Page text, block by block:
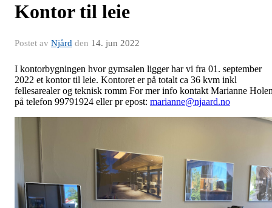
Kontor til leie
Postet av Njård den 14. jun 2022
I kontorbygningen hvor gymsalen ligger har vi fra 01. september
2022 et kontor til leie. Kontoret er på totalt ca 36 kvm inkl
fellesarealer og teknisk romm For mer info kontakt Marianne
på telefon 99791924 eller pr epost: marianne@njaard.no